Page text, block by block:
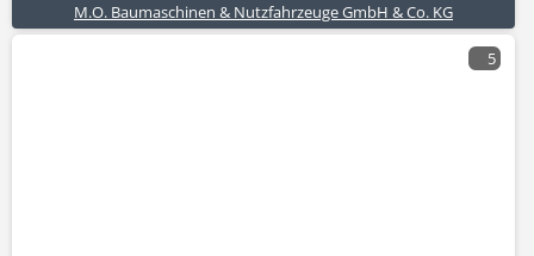
M.O. Baumaschinen & Nutzfahrzeuge GmbH & Co. KG
5